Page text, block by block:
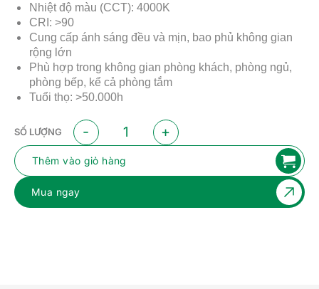
Nhiệt độ màu (CCT): 4000K
CRI: >90
Cung cấp ánh sáng đều và mịn, bao phủ không gian
rộng lớn
Phù hợp trong không gian phòng khách, phòng ngủ,
phòng bếp, kể cả phòng tắm
Tuổi thọ: >50.000h
SỐ LƯỢNG Đèn Downlight 9w, 110 độ, chóa trắng, 4KK số
Thêm vào giỏ hàng
Mua ngay